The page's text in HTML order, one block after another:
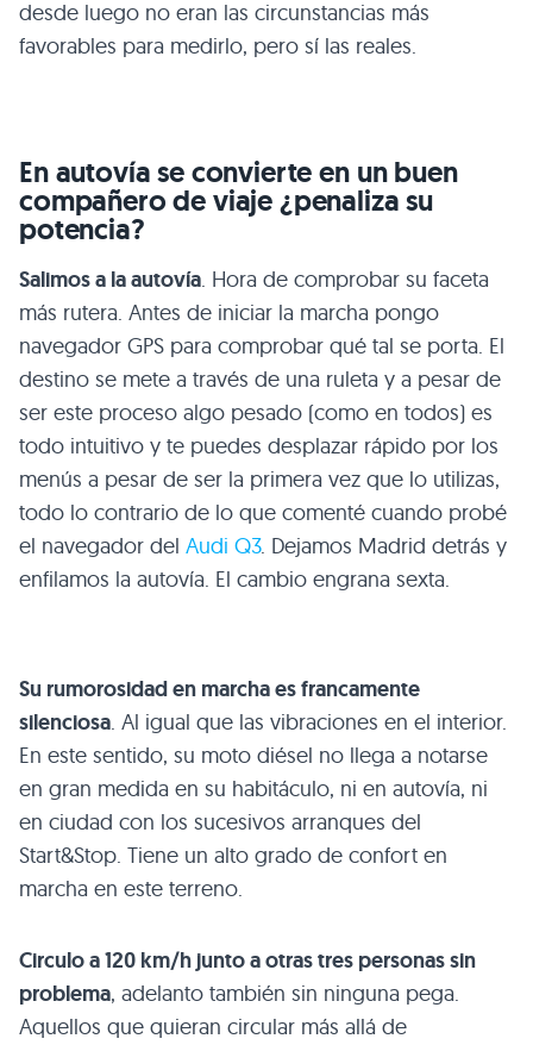
desde luego no eran las circunstancias más
favorables para medirlo, pero sí las reales.
En autovía se convierte en un buen
compañero de viaje ¿penaliza su
potencia?
Salimos a la autovía. Hora de comprobar su faceta
más rutera. Antes de iniciar la marcha pongo
navegador GPS para comprobar qué tal se porta. El
destino se mete a través de una ruleta y a pesar de
ser este proceso algo pesado (como en todos) es
todo intuitivo y te puedes desplazar rápido por los
menús a pesar de ser la primera vez que lo utilizas,
todo lo contrario de lo que comenté cuando probé
el navegador del Audi Q3. Dejamos Madrid detrás y
enfilamos la autovía. El cambio engrana sexta.
Su rumorosidad en marcha es francamente
silenciosa. Al igual que las vibraciones en el interior.
En este sentido, su moto diésel no llega a notarse
en gran medida en su habitáculo, ni en autovía, ni
en ciudad con los sucesivos arranques del
Start&Stop. Tiene un alto grado de confort en
marcha en este terreno.
Circulo a 120 km/h junto a otras tres personas sin
problema, adelanto también sin ninguna pega.
Aquellos que quieran circular más allá de